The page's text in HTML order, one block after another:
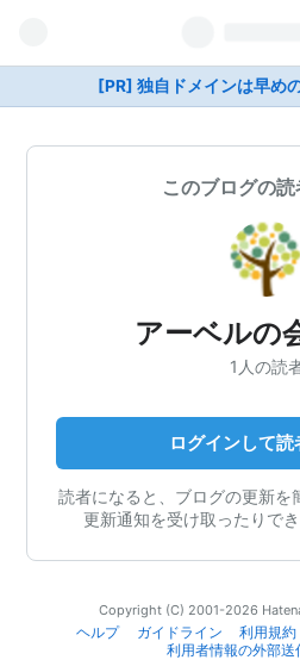
[PR] 独自ドメインは早め
このブログの
アーベルの
1人の読
ログインして読
読者になると、ブログの更新を
更新通知を受け取ったりで
Copyright (C) 2001-2026
ヘルプ
ガイドライン 利用規約
利用者情報の外部送